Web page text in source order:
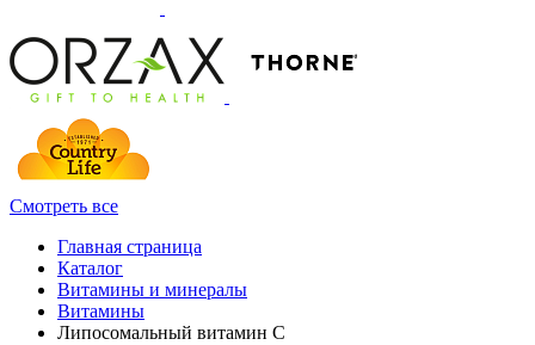
Смотреть все
Главная страница
Каталог
Витамины и минералы
Витамины
Липосомальный витамин C